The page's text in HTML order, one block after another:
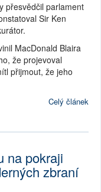
přesvědčil parlament
Sir Ken
MacDonald Blaira
že projevoval
přijmout, že jeho
Celý článek
na pokraji
zbraní